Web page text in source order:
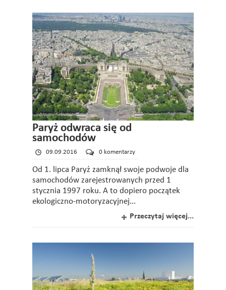
Paryż odwraca się od
samochodów
09.09.2016 0 komentarzy
Od 1. lipca Paryż zamknął swoje podwoje dla
samochodów zarejestrowanych przed 1
stycznia 1997 roku. A to dopiero początek
ekologiczno-motoryzacyjnej...
Przeczytaj więcej...